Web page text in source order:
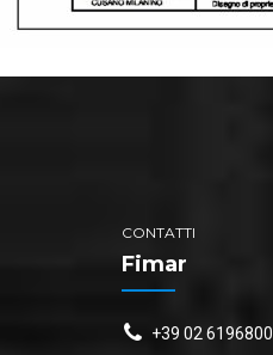
CONTATTI
Fimar
+39 02 6196800